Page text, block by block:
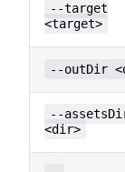
--target
<target>
--outDir
--
<dir>